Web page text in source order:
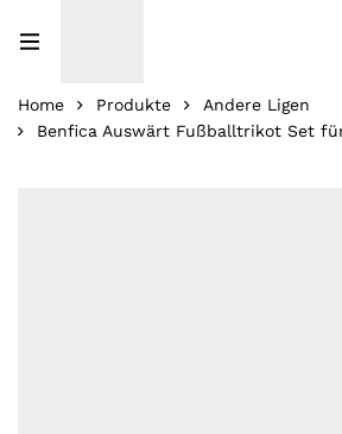
Home Produkte
Andere Ligen
Benfica Auswärt Fußballtrikot Set